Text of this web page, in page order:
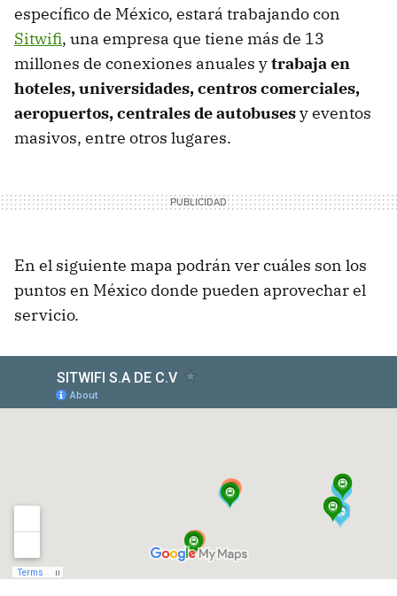
específico de México, estará trabajando con
Sitwifi, una empresa que tiene más de 13
millones de conexiones anuales ytrabaja en
hoteles, universidades, centros comerciales,
aeropuertos, centrales de autobusesy eventos
masivos, entre otros lugares.
En el siguiente mapa podrán ver cuáles son los
puntos en México donde pueden aprovechar el
servicio.